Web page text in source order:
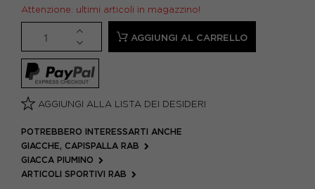
Attenzione: ultimi articoli in magazzino!
AGGIUNGI AL CARRELLO
AGGIUNGI ALLA LISTA DEI DESIDERI
POTREBBERO INTERESSARTI ANCHE
GIACCHE, CAPISPALLA RAB
GIACCA PIUMINO
ARTICOLI SPORTIVI RAB